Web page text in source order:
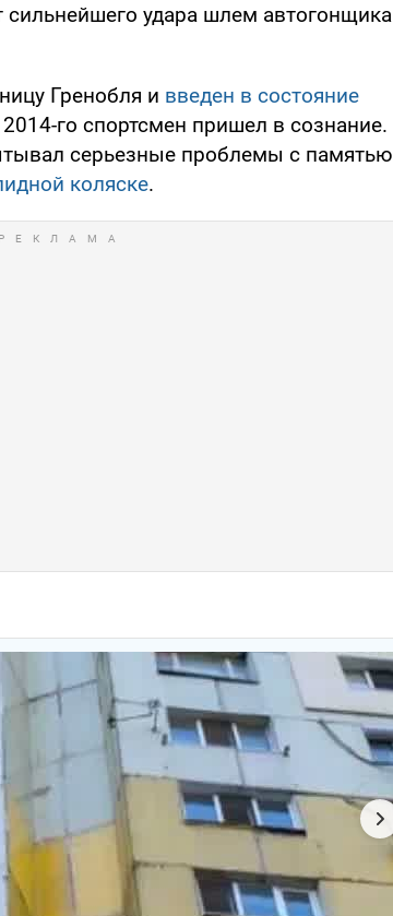
сильнейшего удара шлем автогонщика
Гренобля и введен в состояние
го спортсмен пришел в сознание.
серьезные проблемы с памятью
коляске.